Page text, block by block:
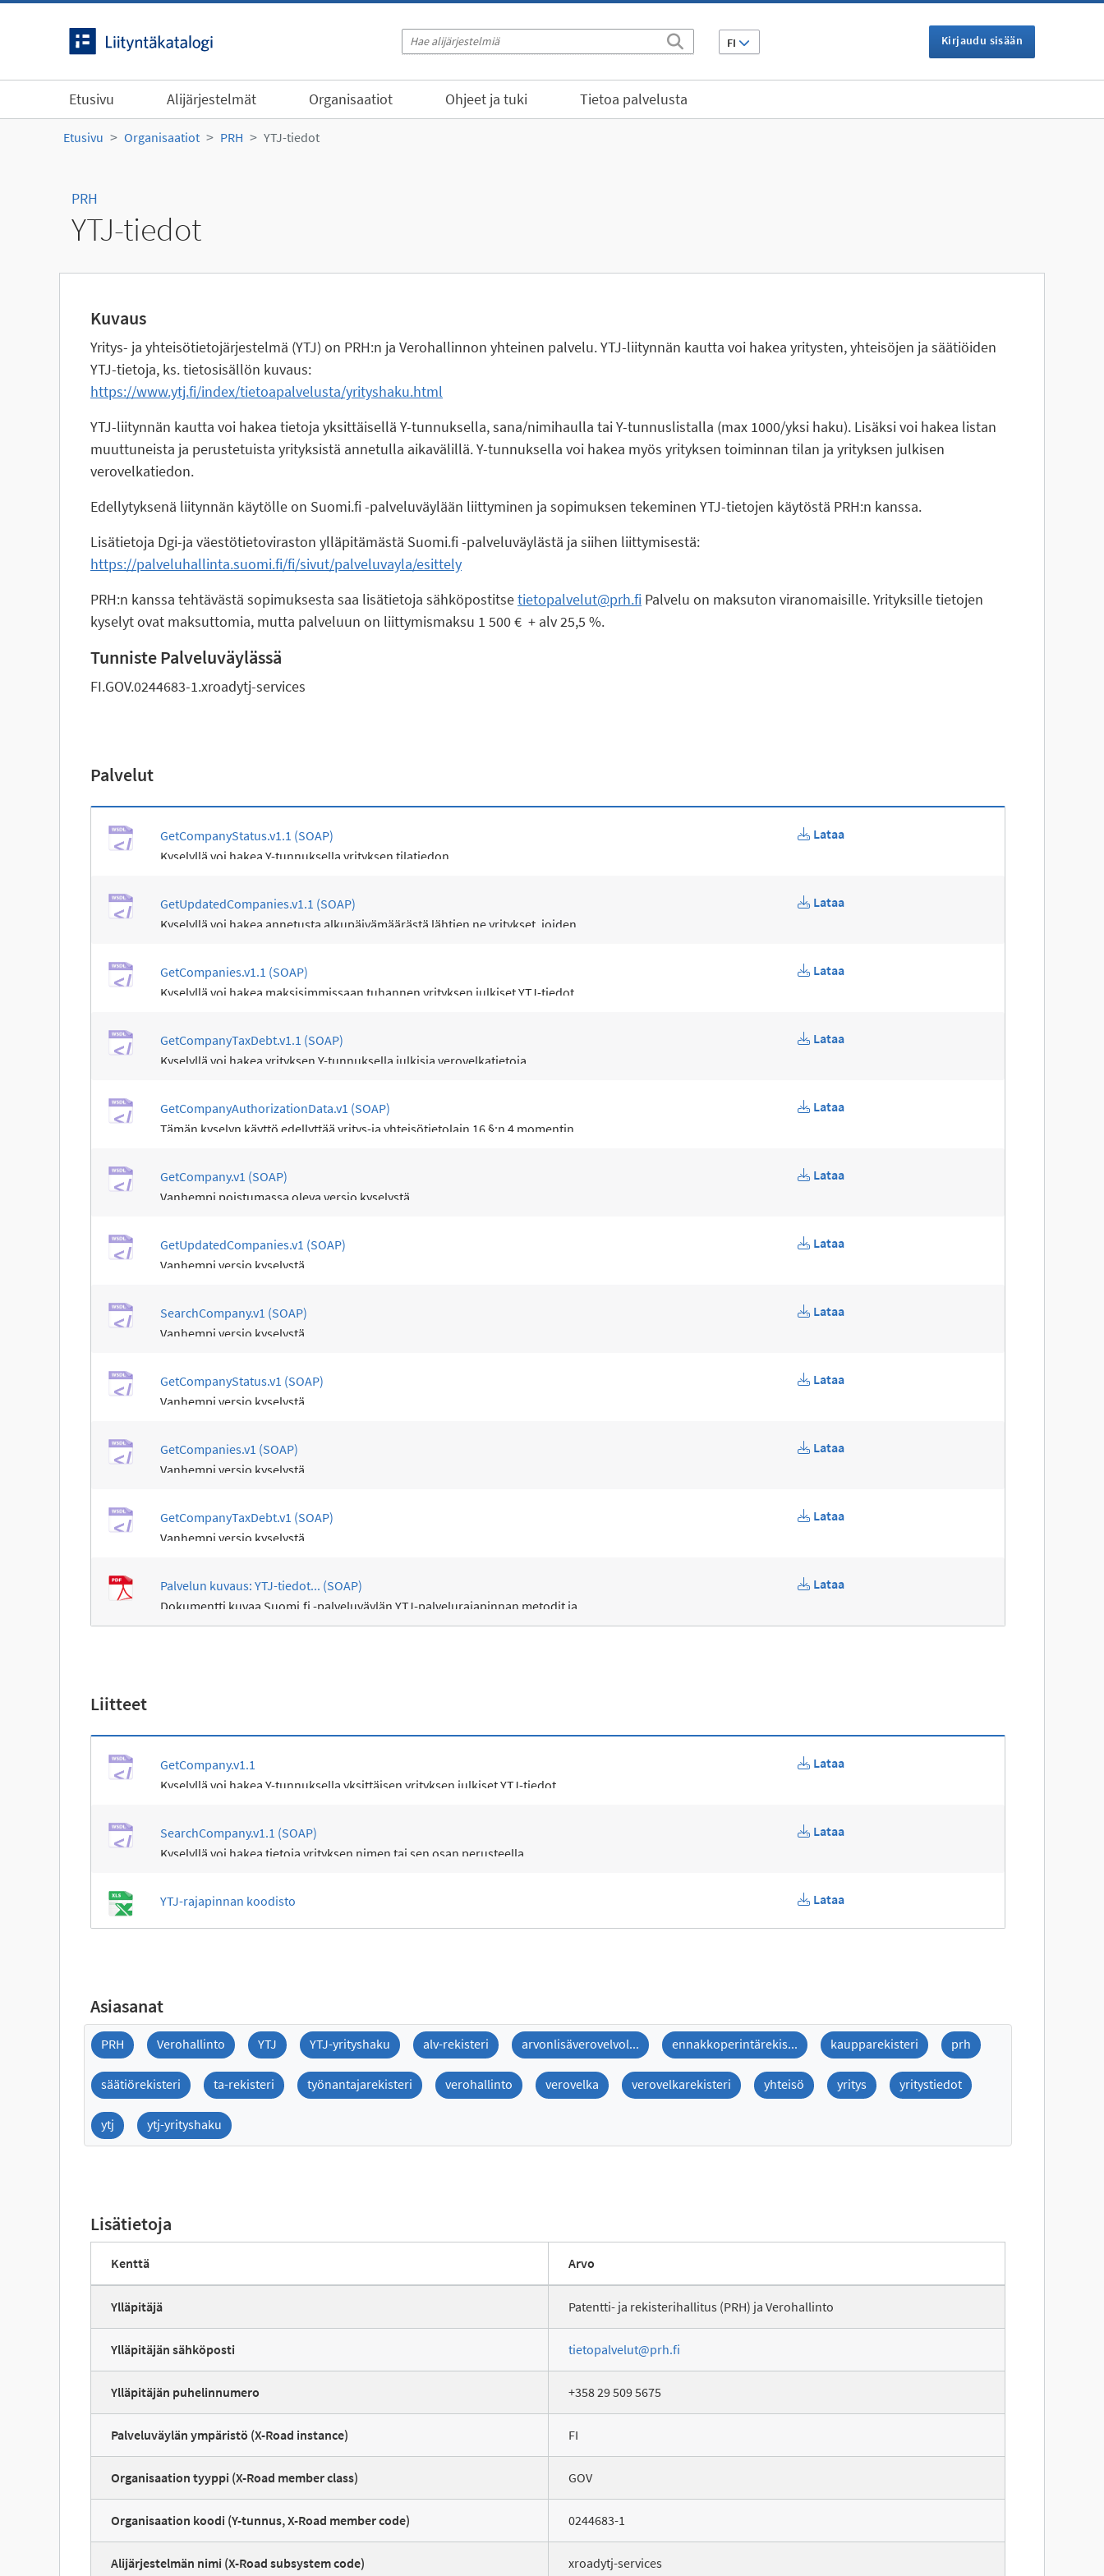
FI Kirjaudu sisään
Etusivu Alijärjestelmät Organisaatiot Ohjeet ja tuki Tietoa palvelusta
Etusivu Organisaatiot PRH YTJ-tiedot
PRH
YTJ-tiedot
Kuvaus
Yritys- ja yhteisötietojärjestelmä (YTJ) on PRH:n ja Verohallinnon yhteinen palvelu. YTJ-liitynnän kautta voi hakea yritysten, yhteisöjen ja säätiöiden
YTJ-tietoja, ks. tietosisällön kuvaus:
https://www.ytj.fi/index/tietoapalvelusta/yrityshaku.html
YTJ-liitynnän kautta voi hakea tietoja yksittäisellä Y-tunnuksella, sana/nimihaulla tai Y-tunnuslistalla (max 1000/yksi haku). Lisäksi voi hakea listan
muuttuneista ja perustetuista yrityksistä annetulla aikavälillä. Y-tunnuksella voi hakea myös yrityksen toiminnan tilan ja yrityksen julkisen
verovelkatiedon.
Edellytyksenä liitynnän käytölle on Suomi.fi -palveluväylään liittyminen ja sopimuksen tekeminen YTJ-tietojen käytöstä PRH:n kanssa.
Lisätietoja Dgi-ja väestötietoviraston ylläpitämästä Suomi.fi -palveluväylästä ja siihen liittymisestä:
https://palveluhallinta.suomi.fi/fi/sivut/palveluvayla/esittely
PRH:n kanssa tehtävästä sopimuksesta saa lisätietoja sähköpostitsetietopalvelut@prh.fi Palvelu on maksuton viranomaisille. Yrityksille tietojen
kyselyt ovat maksuttomia, mutta palveluun on liittymismaksu 1 500 € + alv 25,5 %.
Tunniste Palveluväylässä
FI.GOV.0244683-1.xroadytj-services
Palvelut
GetCompanyStatus.v1.1 (SOAP)
Kyselyllä voi hakea Y-tunnuksella yrityksen tilatiedon.
Lataa
GetUpdatedCompanies.v1.1 (SOAP)
Kyselyllä voi hakea annetusta alkupäivämäärästä lähtien ne yritykset, joiden...
Lataa
GetCompanies.v1.1 (SOAP)
Kyselyllä voi hakea maksisimmissaan tuhannen yrityksen julkiset YTJ-tiedot...
Lataa
GetCompanyTaxDebt.v1.1 (SOAP)
Kyselyllä voi hakea yrityksen Y-tunnuksella julkisia verovelkatietoja....
Lataa
GetCompanyAuthorizationData.v1 (SOAP)
Tämän kyselyn käyttö edellyttää yritys-ja yhteisötietolain 16 §:n 4 momentin...
Lataa
GetCompany.v1 (SOAP)
Vanhempi poistumassa oleva versio kyselystä.
Lataa
GetUpdatedCompanies.v1 (SOAP)
Vanhempi versio kyselystä.
Lataa
SearchCompany.v1 (SOAP)
Vanhempi versio kyselystä.
Lataa
GetCompanyStatus.v1 (SOAP)
Vanhempi versio kyselystä.
Lataa
GetCompanies.v1 (SOAP)
Vanhempi versio kyselystä.
Lataa
GetCompanyTaxDebt.v1 (SOAP)
Vanhempi versio kyselystä.
Lataa
Palvelun kuvaus: YTJ-tiedot... (SOAP)
Dokumentti kuvaa Suomi.fi -palveluväylän YTJ-palvelurajapinnan metodit ja...
Lataa
Liitteet
GetCompany.v1.1
Kyselyllä voi hakea Y-tunnuksella yksittäisen yrityksen julkiset YTJ-tiedot.
Lataa
SearchCompany.v1.1 (SOAP)
Kyselyllä voi hakea tietoja yrityksen nimen tai sen osan perusteella....
Lataa
YTJ-rajapinnan koodisto Lataa
Asiasanat
PRH Verohallinto YTJ YTJ-yrityshaku alv-rekisteri arvonlisäverovelvol... ennakkoperintärekis... kaupparekisteri prh
säätiörekisteri ta-rekisteri työnantajarekisteri verohallinto verovelka verovelkarekisteri yhteisö yritys yritystiedot
ytj ytj-yrityshaku
Lisätietoja
Kenttä Arvo
Ylläpitäjä Patentti- ja rekisterihallitus (PRH) ja Verohallinto
Ylläpitäjän sähköposti tietopalvelut@prh.fi
Ylläpitäjän puhelinnumero +358 29 509 5675
Palveluväylän ympäristö (X-Road instance) FI
Organisaation tyyppi (X-Road member class) GOV
Organisaation koodi (Y-tunnus, X-Road member code) 0244683-1
Alijärjestelmän nimi (X-Road subsystem code) xroadytj-services